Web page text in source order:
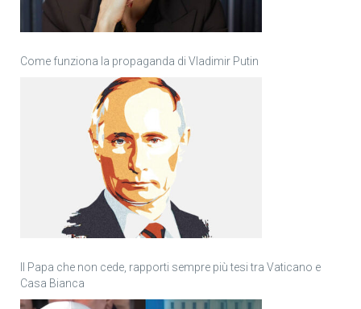
Come funziona la propaganda di Vladimir Putin
Il Papa che non cede, rapporti sempre più tesi tra Vaticano e
Casa Bianca